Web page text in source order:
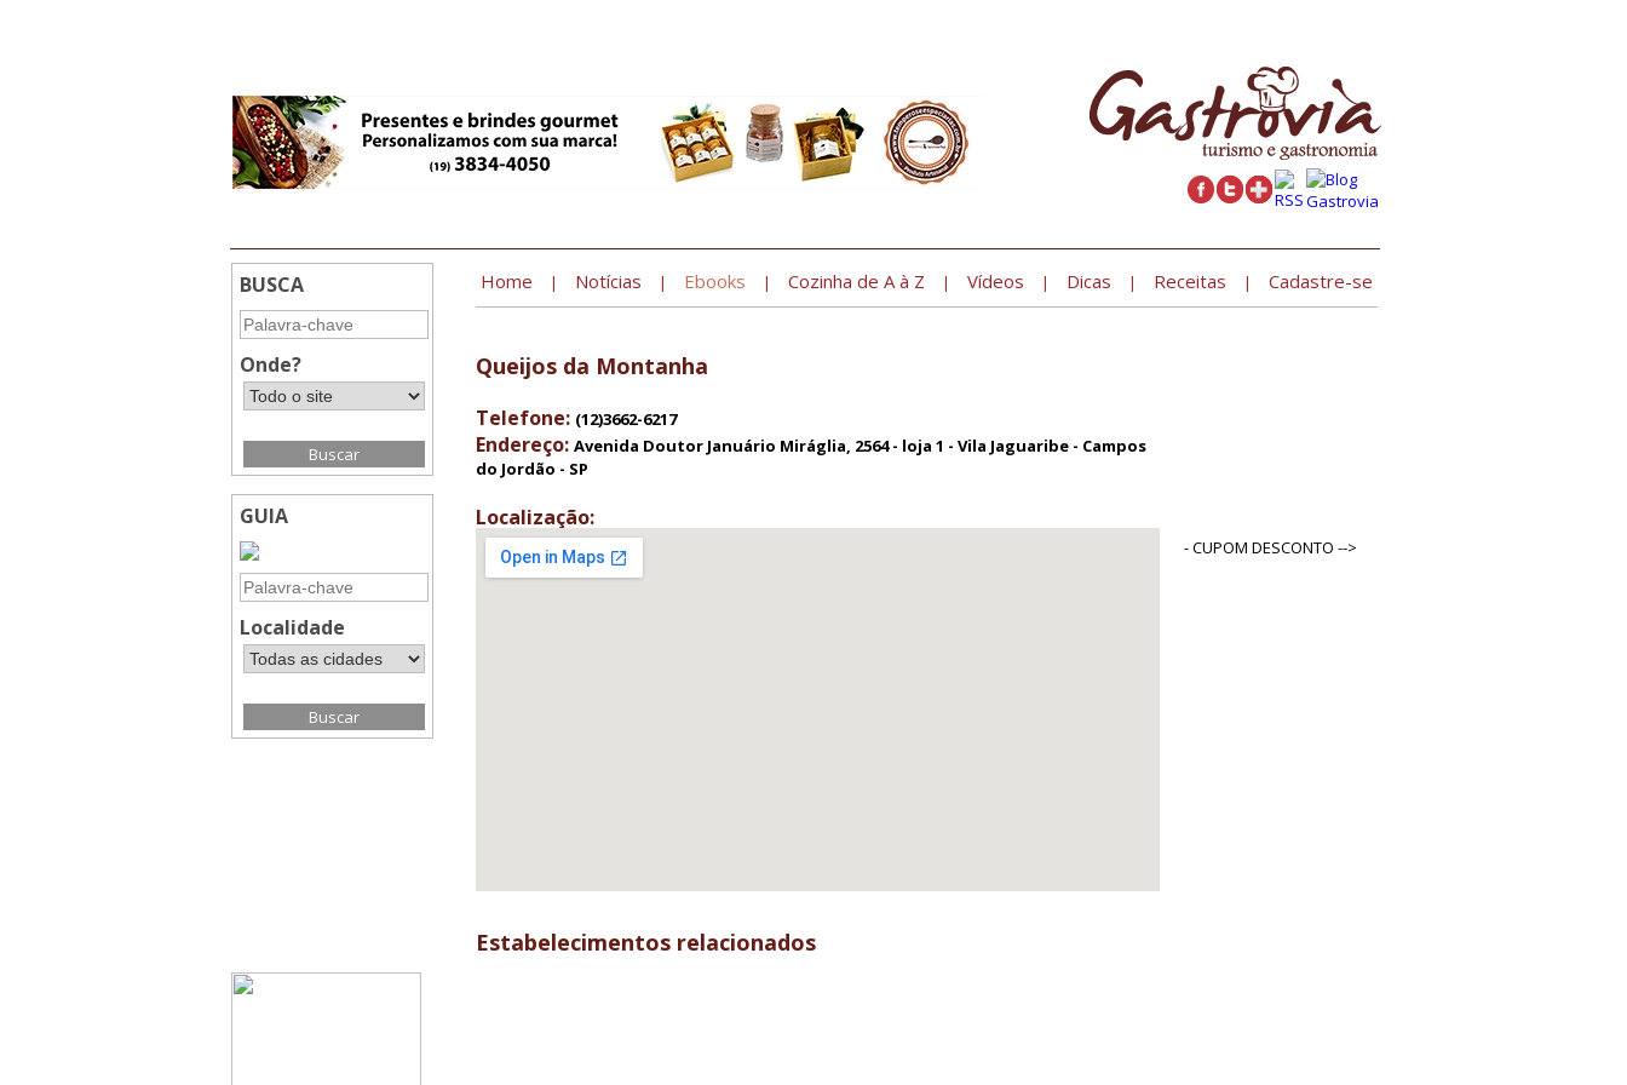
BUSCA
Onde?
GUIA
Localidade
Home | Notícias | Ebooks | Cozinha de A à Z | Vídeos | Dicas | Receitas | Cadastre-se
Queijos da Montanha
Telefone: (12)3662-6217
Endereço: Avenida Doutor Januário Miráglia, 2564 - loja 1 - Vila Jaguaribe - Campos
do Jordão - SP
Localização:
Estabelecimentos relacionados
- CUPOM DESCONTO -->